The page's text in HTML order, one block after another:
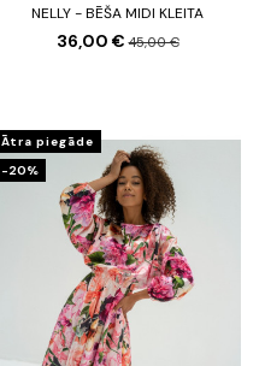
NELLY - BĒŠA MIDI KLEITA
36,00 €45,00 €
Ātra piegāde
-20%